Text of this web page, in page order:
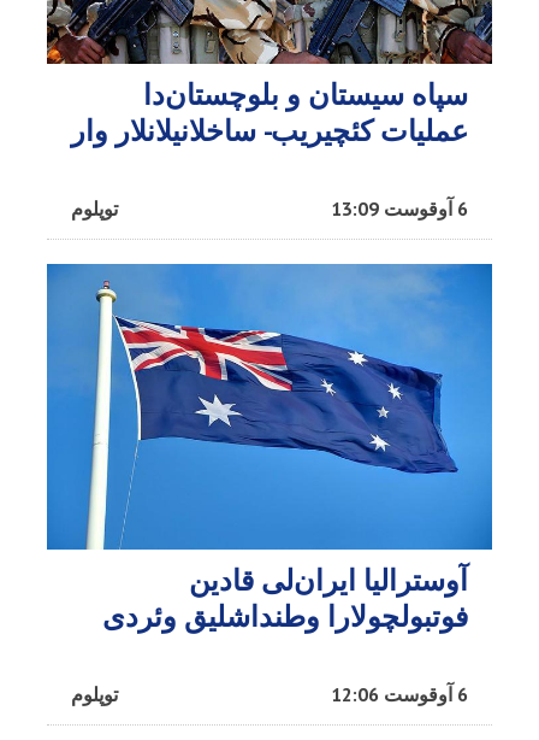
سپاه سیستان و بلوچستان‌دا
عملیات کئچیریب- ساخلانیلانلار وار
توپلوم 6 آوقوست 13:09
آوسترالیا ایران‌لی قادین
فوتبولچولارا وطنداشلیق وئردی
توپلوم 6 آوقوست 12:06